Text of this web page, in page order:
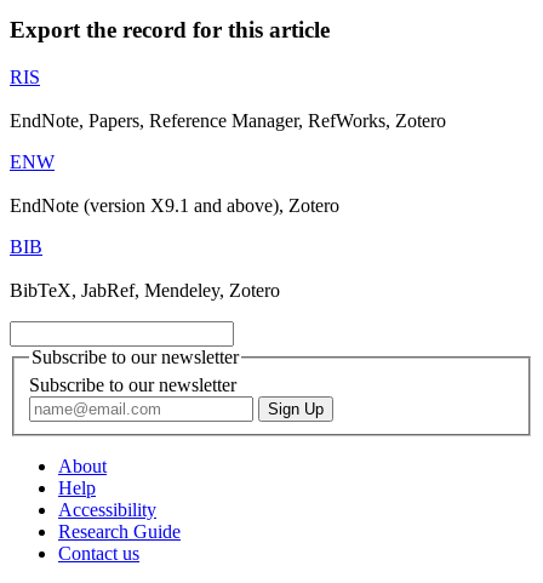
Export the record for this article
RIS
EndNote, Papers, Reference Manager, RefWorks, Zotero
ENW
EndNote (version X9.1 and above), Zotero
BIB
BibTeX, JabRef, Mendeley, Zotero
Subscribe to our newsletter
Subscribe to our newsletter
About
Help
Accessibility
Research Guide
Contact us